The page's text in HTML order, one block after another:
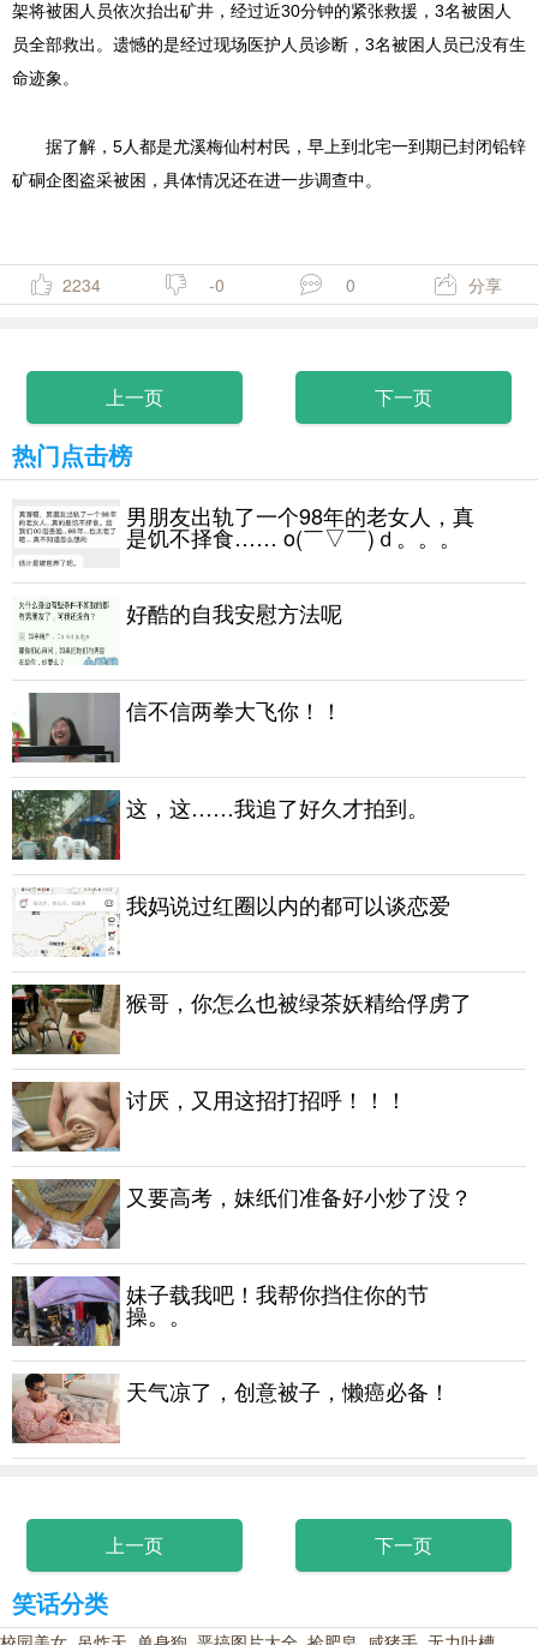
架将被困人员依次抬出矿井，经过近30分钟的紧张救援，3名被困人
员全部救出。遗憾的是经过现场医护人员诊断，3名被困人员已没有生
命迹象。
据了解，5人都是尤溪梅仙村村民，早上到北宅一到期已封闭铅锌
矿硐企图盗采被困，具体情况还在进一步调查中。
2234 -0 0 分享
上一页 下一页
热门点击榜
男朋友出轨了一个98年的老女人，真
是饥不择食…… o(￣▽￣)ｄ。。。
好酷的自我安慰方法呢
信不信两拳大飞你！！
这，这……我追了好久才拍到。
我妈说过红圈以内的都可以谈恋爱
猴哥，你怎么也被绿茶妖精给俘虏了
讨厌，又用这招打招呼！！！
又要高考，妹纸们准备好小炒了没？
妹子载我吧！我帮你挡住你的节
操。。
天气凉了，创意被子，懒癌必备！
上一页 下一页
笑话分类